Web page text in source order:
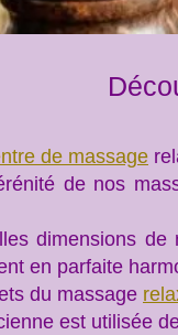
de massage
de nos
dimensions
en parfaite
du massage
est utilisée